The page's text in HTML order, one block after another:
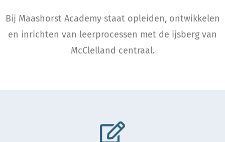
Bij Maashorst Academy staat opleiden, ontwikkelen
en inrichten van leerprocessen met de ijsberg van
McClelland centraal.